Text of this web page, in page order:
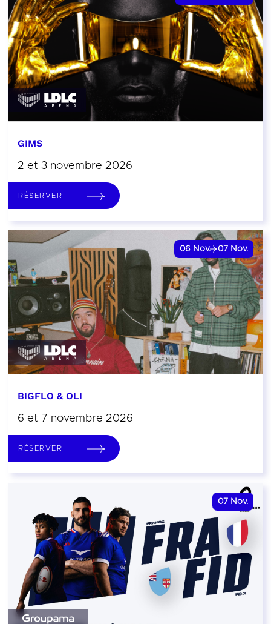
GIMS
2 et 3 novembre 2026
RÉSERVER
06 Nov. 07 Nov.
BIGFLO & OLI
6 et 7 novembre 2026
RÉSERVER
07 Nov.